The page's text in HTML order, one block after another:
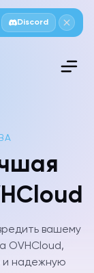
Discord
вашему
OVHCloud,
и надежную